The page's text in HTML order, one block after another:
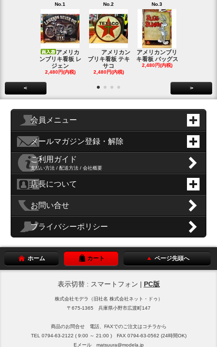
No.1
アメリカ
ンブリキ看板 レ
ジェン
2,480円(内税)
No.2
アメリカン
ブリキ看板 テキ
サコ
2,480円(内税)
No.3
アメリカンブリ
キ看板 バッグス
2,480円(内税)
< >
会員メニュー
メールマガジン登録・解除
ご利用ガイド
支払い方法 / 配送方法 / 会社概要
店長について
お問い合せ
プライバシーポリシー
ホーム カート ページ先頭へ
表示切替 : スマートフォン | PC版
株式会社モデラ（旧社名 株式会社ネット・ドゥ）
〒675-1365 兵庫県小野市広渡町147
商品のお問合せ 電話、FAXでのご注文はコチラから
TEL 0794-63-2122 ( 9:00 ～ 21:00 ) FAX 0794-63-0562 (24時間OK)
Eメール matsuura@modela.jp